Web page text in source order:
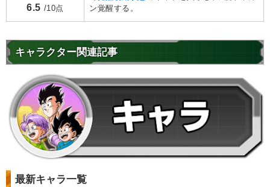
6.5 /10点
ン覚醒する。
キャラクター関連記事
最新キャラ一覧